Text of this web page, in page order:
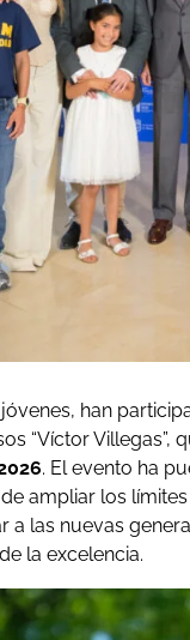
han
“Víctor Villegas”,
. El evento ha
ampliar los
las nuevas
la excelencia.